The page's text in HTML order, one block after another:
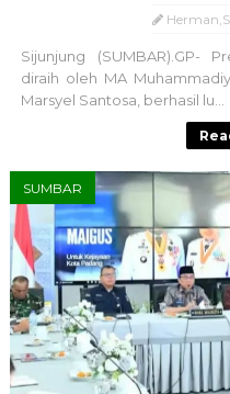
Sijunjung (SUMBAR).GP-
diraih oleh MA
Marsyel Santosa, berhasil lu...
SUMBAR